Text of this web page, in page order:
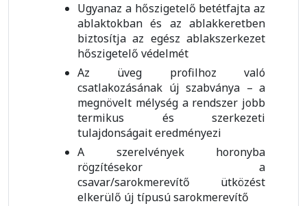
Ugyanaz a hőszigetelő betétfajta az
ablaktokban és az ablakkeretben
biztosítja az egész ablakszerkezet
hőszigetelő védelmét
Az üveg profilhoz való
csatlakozásának új szabványa – a
megnövelt mélység a rendszer jobb
termikus és szerkezeti
tulajdonságait eredményezi
A szerelvények horonyba
rögzítésekor a
csavar/sarokmerevítő ütközést
elkerülő új típusú sarokmerevítő